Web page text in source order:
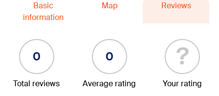
Basic
information
Map Reviews
0
Total reviews
0
Average rating
?
Your rating